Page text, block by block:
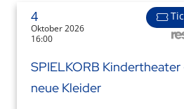
4
Oktober 2026
16:00
SPIELKORB Kindertheater
neue Kleider